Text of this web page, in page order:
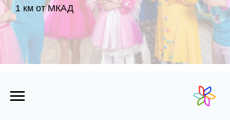
1 км от МКАД